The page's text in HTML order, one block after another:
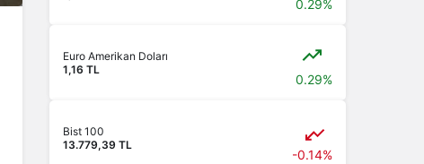
0.29%
Euro Amerikan Doları
1,16 TL
0.29%
Bist 100
13.779,39 TL
-0.14%